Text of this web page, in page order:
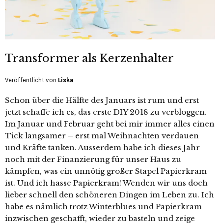
Transformer als Kerzenhalter
Veröffentlicht von Liska
Schon über die Hälfte des Januars ist rum und erst
jetzt schaffe ich es, das erste DIY 2018 zu verbloggen.
Im Januar und Februar geht bei mir immer alles einen
Tick langsamer – erst mal Weihnachten verdauen
und Kräfte tanken. Ausserdem habe ich dieses Jahr
noch mit der Finanzierung für unser Haus zu
kämpfen, was ein unnötig großer Stapel Papierkram
ist. Und ich hasse Papierkram! Wenden wir uns doch
lieber schnell den schöneren Dingen im Leben zu. Ich
habe es nämlich trotz Winterblues und Papierkram
inzwischen geschafft, wieder zu basteln und zeige